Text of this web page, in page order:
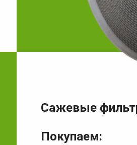
Сажевые
Покупаем: